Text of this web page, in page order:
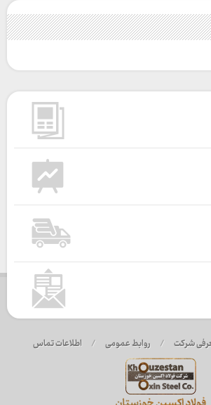
شرکت / روابط عمومی / اطلاعات تماس